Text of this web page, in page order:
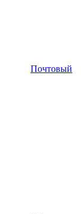
Почтовый